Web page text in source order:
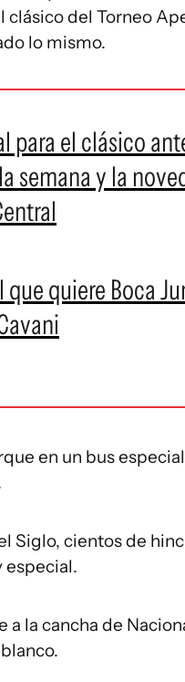
del Torneo
lo mismo.
para el clásico
semana y la
quiere Boca
en un bus
Siglo, cientos de
especial.
a la cancha de